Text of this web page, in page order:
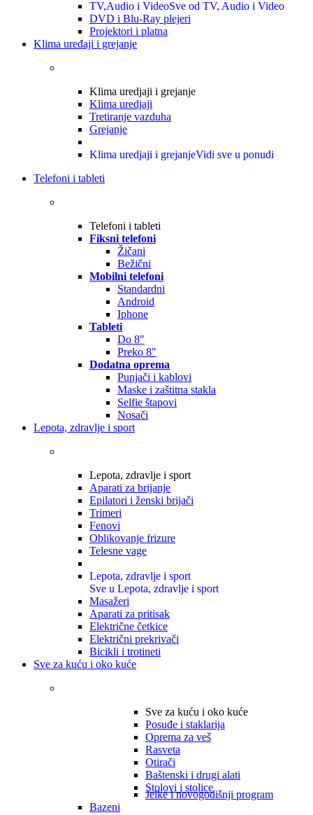
TV,Audio i VideoSve od TV, Audio i Video
DVD i Blu-Ray plejeri
Projektori i platna
Klima uređaji i grejanje
Klima uredjaji i grejanje
Klima uredjaji
Tretiranje vazduha
Grejanje
Klima uredjaji i grejanjeVidi sve u ponudi
Telefoni i tableti
Telefoni i tableti
Fiksni telefoni
Žičani
Bežični
Mobilni telefoni
Standardni
Android
Iphone
Tableti
Do 8"
Preko 8"
Dodatna oprema
Punjači i kablovi
Maske i zaštitna stakla
Selfie štapovi
Nosači
Lepota, zdravlje i sport
Lepota, zdravlje i sport
Aparati za brijanje
Epilatori i ženski brijači
Trimeri
Fenovi
Oblikovanje frizure
Telesne vage
Lepota, zdravlje i sport
Sve u Lepota, zdravlje i sport
Masažeri
Aparati za pritisak
Električne četkice
Električni prekrivači
Bicikli i trotineti
Sve za kuću i oko kuće
Sve za kuću i oko kuće
Posuđe i staklarija
Oprema za veš
Rasveta
Otirači
Baštenski i drugi alati
Stolovi i stolice
Jelke i novogodišnji program
Bazeni